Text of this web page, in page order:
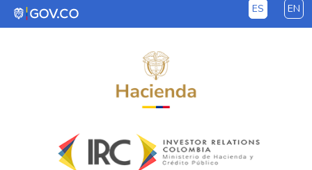
Saltar al contenido principal ES EN